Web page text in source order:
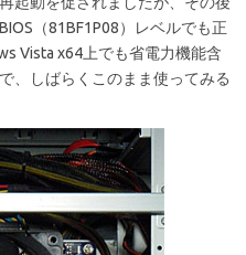
（81BF1P08）レベルでも正
Vista x64上でも省電力機能含
、しばらくこのまま使ってみる